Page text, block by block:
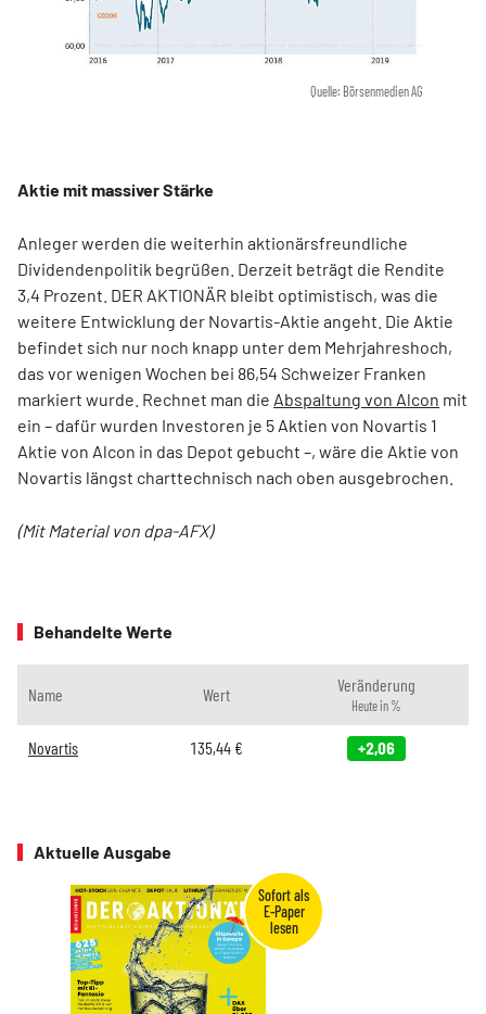
Quelle: Börsenmedien AG
Aktie mit massiver Stärke
Anleger werden die weiterhin aktionärsfreundliche
Dividendenpolitik begrüßen. Derzeit beträgt die Rendite
3,4 Prozent. DER AKTIONÄR bleibt optimistisch, was die
weitere Entwicklung der Novartis-Aktie angeht. Die Aktie
befindet sich nur noch knapp unter dem Mehrjahreshoch,
das vor wenigen Wochen bei 86,54 Schweizer Franken
markiert wurde. Rechnet man die Abspaltung von Alcon mit
ein – dafür wurden Investoren je 5 Aktien von Novartis 1
Aktie von Alcon in das Depot gebucht –, wäre die Aktie von
Novartis längst charttechnisch nach oben ausgebrochen.
(Mit Material von dpa-AFX)
Behandelte Werte
Name Wert Veränderung
Heute in %
Novartis 135,44€ +2,06
Aktuelle Ausgabe